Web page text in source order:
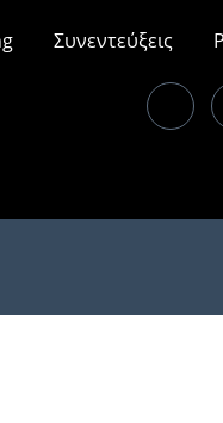
Συνεντεύξεις